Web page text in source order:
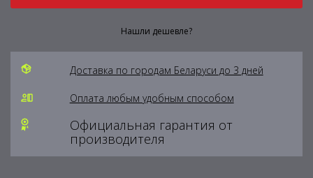
Нашли дешевле?
Доставка по городам Беларуси до 3 дней
Оплата любым удобным способом
Официальная гарантия от
производителя